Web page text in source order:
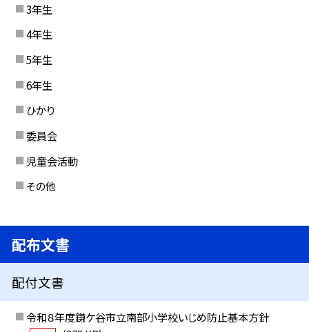
3年生
4年生
5年生
6年生
ひかり
委員会
児童会活動
その他
配布文書
配付文書
令和８年度鎌ケ谷市立南部小学校いじめ防止基本方針